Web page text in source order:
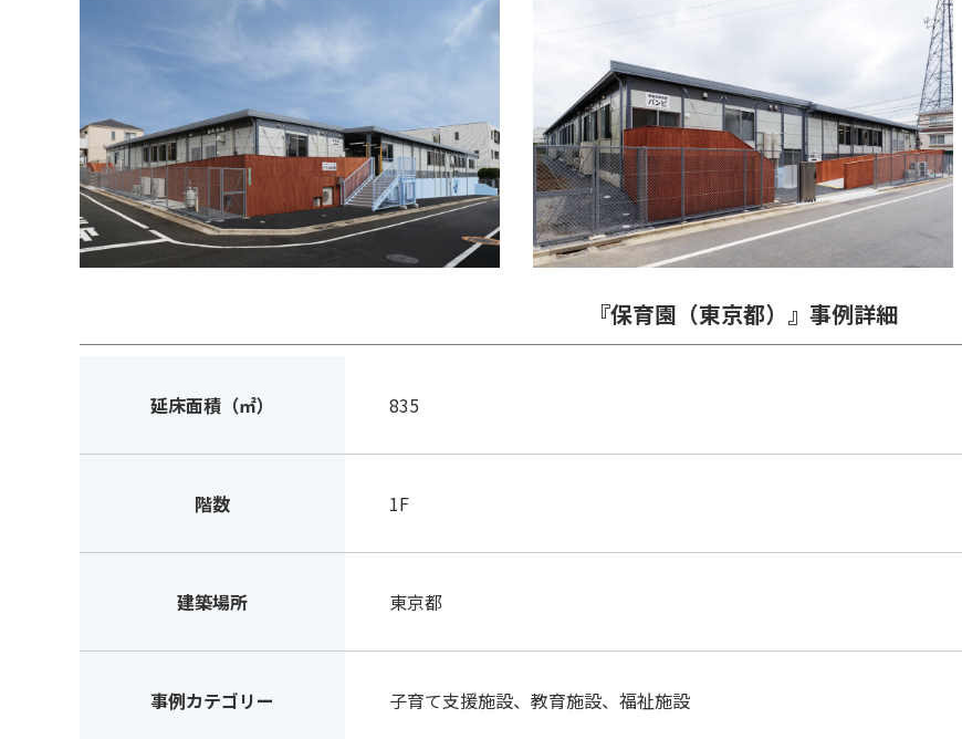
『保育園（東京都）』事例詳細
延床面積（㎡） 835
階数 1F
建築場所 東京都
事例カテゴリー 子育て支援施設、 教育施設、 福祉施設